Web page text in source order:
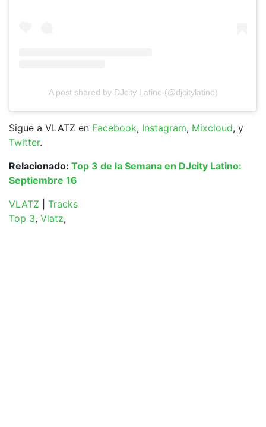
A post shared by DJcity Latino (@djcitylatino)
Sigue a VLATZ en Facebook, Instagram, Mixcloud, y
Twitter.
Relacionado: Top 3 de la Semana en DJcity Latino:
Septiembre 16
VLATZ
Tracks
Top 3, Vlatz,